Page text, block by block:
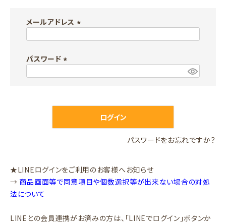
メールアドレス
パスワード
)
ログイン
パスワードをお忘れですか？
★LINEログインをご利用のお客様へお知らせ
→ 商品画面等で同意項目や個数選択等が出来ない場合の対処
法について
LINEとの会員連携がお済みの方は、「LINEでログイン」ボタンか